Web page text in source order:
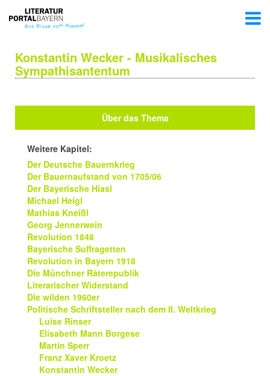
Konstantin Wecker - Musikalisches
Sympathisantentum
Über das Thema
Weitere Kapitel:
Der Deutsche Bauernkrieg
Der Bauernaufstand von 1705/06
Der Bayerische Hiasl
Michael Heigl
Mathias Kneißl
Georg Jennerwein
Revolution 1848
Bayerische Suffragetten
Revolution in Bayern 1918
Die Münchner Räterepublik
Literarischer Widerstand
Die wilden 1960er
Politische Schriftsteller nach dem II. Weltkrieg
Luise Rinser
Elisabeth Mann Borgese
Martin Sperr
Franz Xaver Kroetz
Konstantin Wecker